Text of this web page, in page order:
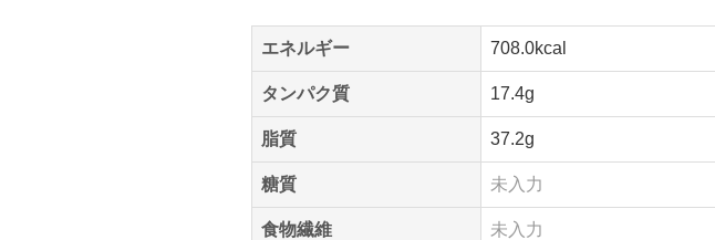
エネルギー 708.0kcal
タンパク質 17.4g
脂質 37.2g
糖質 未入力
食物繊維 未入力